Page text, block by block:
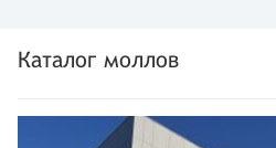
Каталог моллов